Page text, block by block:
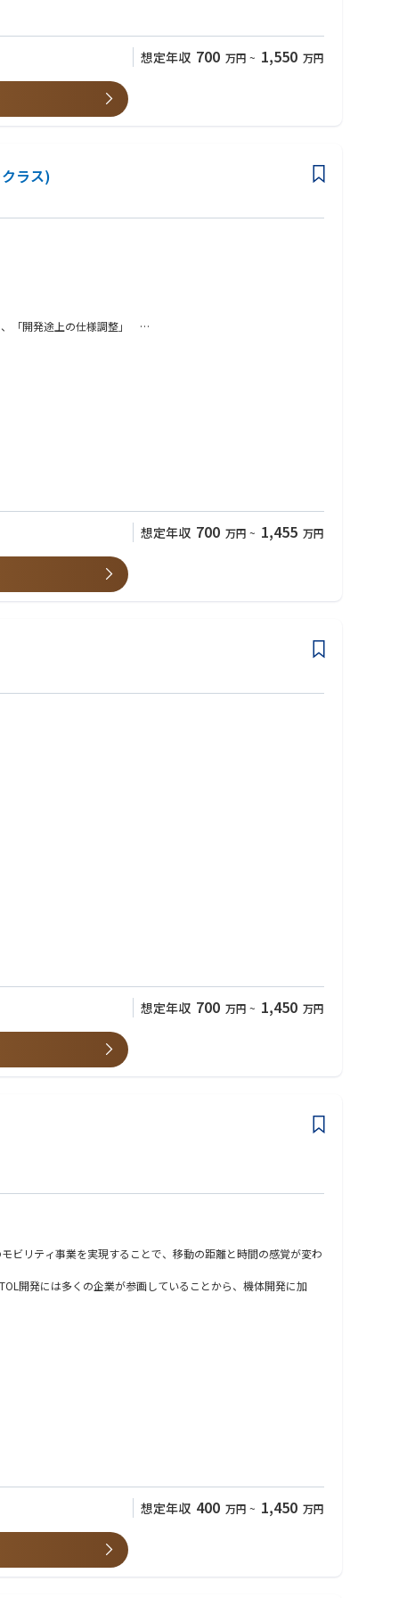
想定年収 700 万円 ~ 1,550 万円
ラス)
「開発途上の仕様調整」
進して完遂
トを推進
進する
活動で効率的な開発を推進する役割を完遂することで、当社およ
可能
想定年収 700 万円 ~ 1,455 万円
想定年収 700 万円 ~ 1,450 万円
ビリティ事業を実現することで、移動の距離と時間の感覚が変わ
開発には多くの企業が参画していることから、機体開発に加
です。
想定年収 400 万円 ~ 1,450 万円